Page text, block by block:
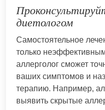
диетологом
Самостоятельное
только
аллерголог сможет
ваших симптомов и
терапию. Например,
выявить скрытые